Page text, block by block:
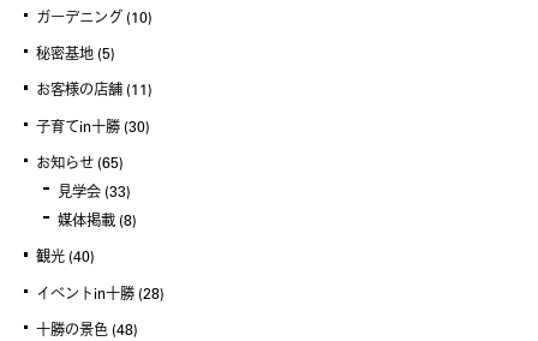
ガーデニング (10)
秘密基地 (5)
お客様の店舗 (11)
子育てin十勝 (30)
お知らせ (65)
見学会 (33)
媒体掲載 (8)
観光 (40)
イベントin十勝 (28)
十勝の景色 (48)